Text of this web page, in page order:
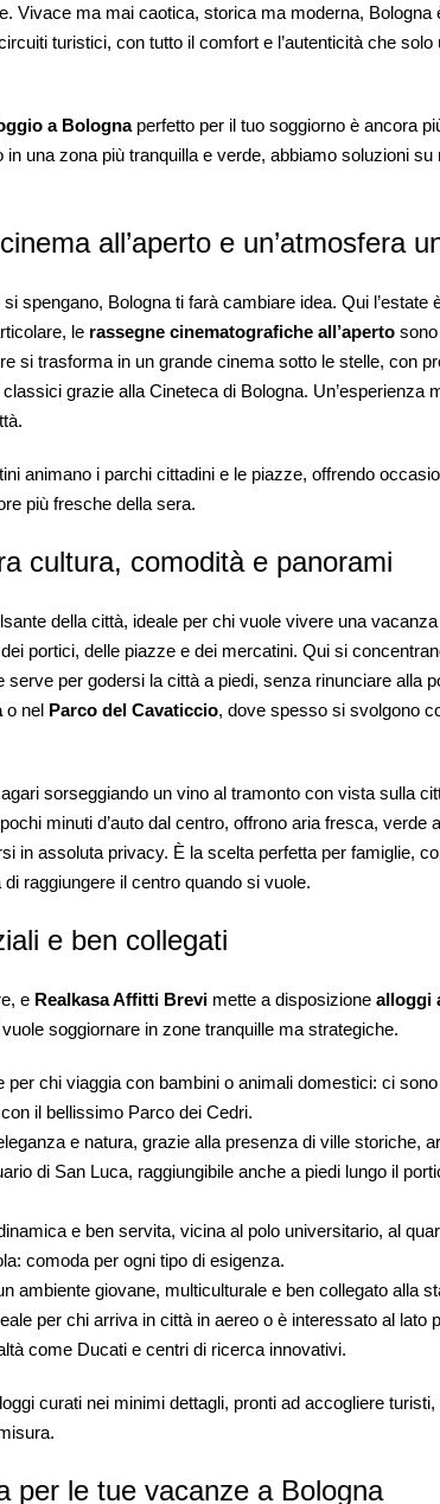
Vivace ma mai caotica, storica ma moderna, Bologna
turistici, con tutto il comfort e l’autenticità che solo
a Bolognaperfetto per il tuo soggiorno è ancora
una zona più tranquilla e verde, abbiamo soluzioni su
all’aperto e un’atmosfera
spengano, Bologna ti farà cambiare idea. Qui l’estate
le rassegne cinematografiche all’aperto
si trasforma in un grande cinema sotto le stelle, con
grazie alla Cineteca di Bologna. Un’esperienza
animano i parchi cittadini e le piazze, offrendo
più fresche della sera.
cultura, comodità e panorami
della città, ideale per chi vuole vivere una
portici, delle piazze e dei mercatini. Qui si
per godersi la città a piedi, senza rinunciare alla
o nel Parco del Cavaticcio, dove spesso si svolgono
sorseggiando un vino al tramonto con vista sulla
minuti d’auto dal centro, offrono aria fresca, verde
in assoluta privacy. È la scelta perfetta per famiglie,
raggiungere il centro quando si vuole.
e ben collegati
e Realkasa Affitti Brevi mette a disposizione alloggi
soggiornare in zone tranquille ma strategiche.
per chi viaggia con bambini o animali domestici: ci
il bellissimo Parco dei Cedri.
e natura, grazie alla presenza di ville storiche,
di San Luca, raggiungibile anche a piedi lungo il
e ben servita, vicina al polo universitario, al
comoda per ogni tipo di esigenza.
ambiente giovane, multiculturale e ben collegato alla
per chi arriva in città in aereo o è interessato al lato
come Ducati e centri di ricerca innovativi.
curati nei minimi dettagli, pronti ad accogliere turisti,
per le tue vacanze a Bologna